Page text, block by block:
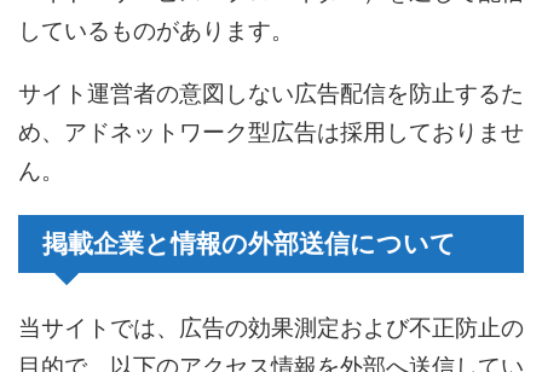
しているものがあります。
サイト運営者の意図しない広告配信を防止するた
め、アドネットワーク型広告は採用しておりませ
ん。
掲載企業と情報の外部送信について
当サイトでは、広告の効果測定および不正防止の
目的で、以下のアクセス情報を外部へ送信してい